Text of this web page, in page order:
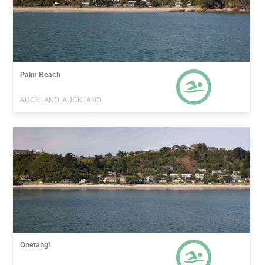
Palm Beach
AUCKLAND, AUCKLAND
Onetangi